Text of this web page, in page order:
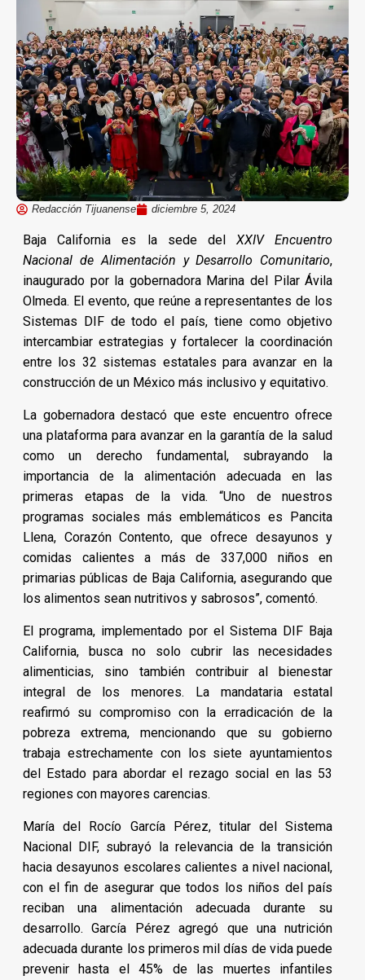
Redacción Tijuanense diciembre 5, 2024
Baja California es la sede delXXIV Encuentro
Nacional de Alimentación y Desarrollo Comunitario,
inaugurado por la gobernadora Marina del Pilar Ávila
Olmeda. El evento, que reúne a representantes de los
Sistemas DIF de todo el país, tiene como objetivo
intercambiar estrategias y fortalecer la coordinación
entre los 32 sistemas estatales para avanzar en la
construcción de un México más inclusivo y equitativo.
La gobernadora destacó que este encuentro ofrece
una plataforma para avanzar en la garantía de la salud
como un derecho fundamental, subrayando la
importancia de la alimentación adecuada en las
primeras etapas de la vida. “Uno de nuestros
programas sociales más emblemáticos es Pancita
Llena, Corazón Contento, que ofrece desayunos y
comidas calientes a más de 337,000 niños en
primarias públicas de Baja California, asegurando que
los alimentos sean nutritivos y sabrosos”, comentó.
El programa, implementado por el Sistema DIF Baja
California, busca no solo cubrir las necesidades
alimenticias, sino también contribuir al bienestar
integral de los menores. La mandataria estatal
reafirmó su compromiso con la erradicación de la
pobreza extrema, mencionando que su gobierno
trabaja estrechamente con los siete ayuntamientos
del Estado para abordar el rezago social en las 53
regiones con mayores carencias.
María del Rocío García Pérez, titular del Sistema
Nacional DIF, subrayó la relevancia de la transición
hacia desayunos escolares calientes a nivel nacional,
con el fin de asegurar que todos los niños del país
reciban una alimentación adecuada durante su
desarrollo. García Pérez agregó que una nutrición
adecuada durante los primeros mil días de vida puede
prevenir hasta el 45% de las muertes infantiles